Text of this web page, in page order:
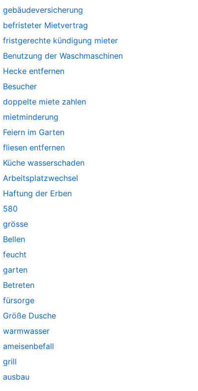
gebäudeversicherung
befristeter Mietvertrag
fristgerechte kündigung mieter
Benutzung der Waschmaschinen
Hecke entfernen
Besucher
doppelte miete zahlen
mietminderung
Feiern im Garten
fliesen entfernen
Küche wasserschaden
Arbeitsplatzwechsel
Haftung der Erben
580
grösse
Bellen
feucht
garten
Betreten
fürsorge
Größe Dusche
warmwasser
ameisenbefall
grill
ausbau